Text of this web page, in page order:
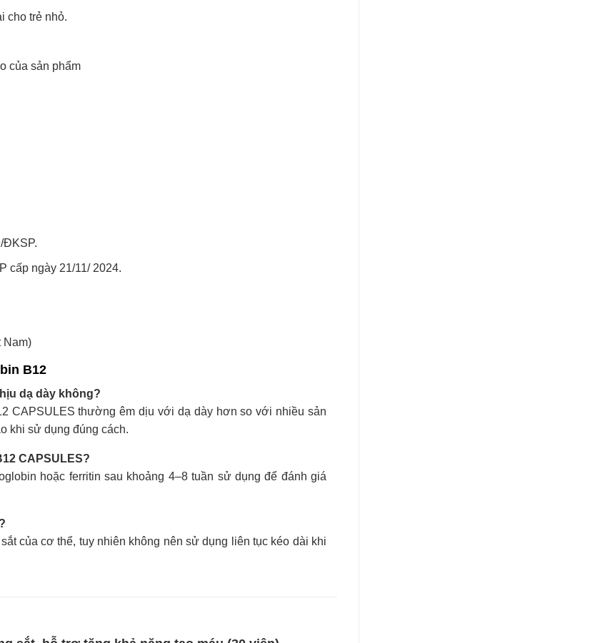
cho trẻ nhỏ.
của sản phẩm
ĐKSP.
cấp ngày 21/11/ 2024.
Nam)
B12
dạ dày không?
CAPSULES thường êm dịu với dạ dày hơn so với nhiều sản
khi sử dụng đúng cách.
CAPSULES?
hoặc ferritin sau khoảng 4–8 tuần sử dụng để đánh giá
của cơ thể, tuy nhiên không nên sử dụng liên tục kéo dài khi